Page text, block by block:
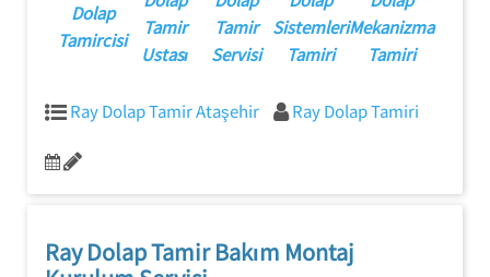
Dolap
Tamircisi
Tamir
Ustası
Tamir
Servisi
Sistemleri
Tamiri
Mekanizma
Tamiri
Ray Dolap Tamir Ataşehir Ray Dolap Tamiri
Ray Dolap Tamir Bakım Montaj